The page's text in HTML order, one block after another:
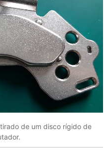
de um disco rígido de